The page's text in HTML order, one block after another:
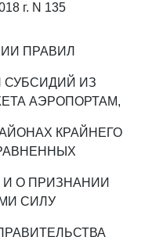
г. N 135
ПРАВИЛ
СУБСИДИЙ ИЗ
АЭРОПОРТАМ,
КРАЙНЕГО
И О ПРИЗНАНИИ
СИЛУ